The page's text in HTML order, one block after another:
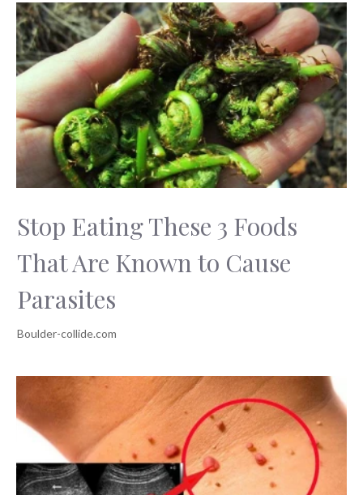
Stop Eating These 3 Foods
That Are Known to Cause
Parasites